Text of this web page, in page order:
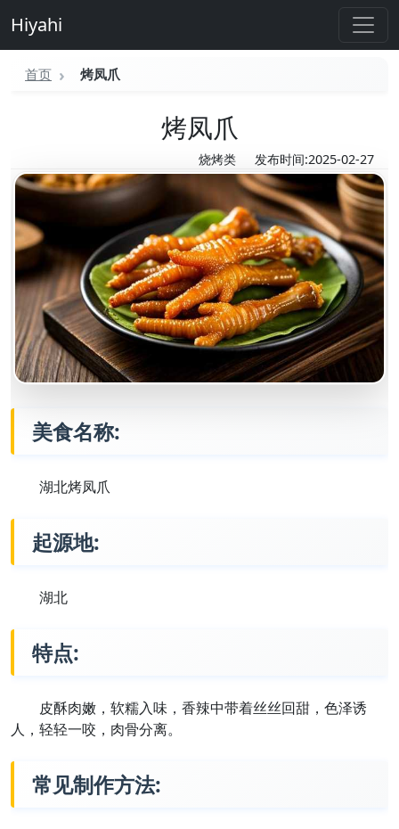
Hiyahi
首页 烤凤爪
烤凤爪
烧烤类 发布时间:2025-02-27
美食名称:
湖北烤凤爪
起源地:
湖北
特点:
皮酥肉嫩，软糯入味，香辣中带着丝丝回甜，色泽诱
人，轻轻一咬，肉骨分离。
常见制作方法: